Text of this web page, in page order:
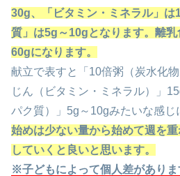
30g、「ビタミン・ミネラル」は
質」は5g ～10gとなります。離
60gになります。
献立で表すと「10倍粥（炭水化
じん（ビタミン・ミネラル）」
パク質）」5g～10gみたいな感じ
始めは少ない量から始めて週を
していくと良いと思います。
※子どもによって個人差があり